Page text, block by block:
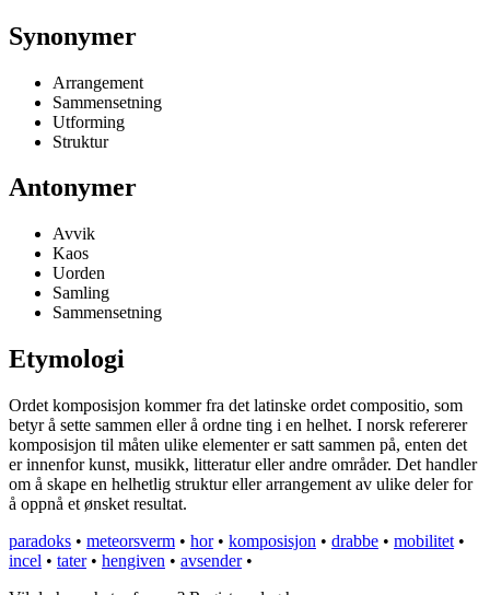
Synonymer
Arrangement
Sammensetning
Utforming
Struktur
Antonymer
Avvik
Kaos
Uorden
Samling
Sammensetning
Etymologi
Ordet komposisjon kommer fra det latinske ordet compositio, som
betyr å sette sammen eller å ordne ting i en helhet. I norsk refererer
komposisjon til måten ulike elementer er satt sammen på, enten det
er innenfor kunst, musikk, litteratur eller andre områder. Det handler
om å skape en helhetlig struktur eller arrangement av ulike deler for
å oppnå et ønsket resultat.
paradoks • meteorsverm • hor• komposisjon • drabbe • mobilitet •
incel • tater• hengiven • avsender•